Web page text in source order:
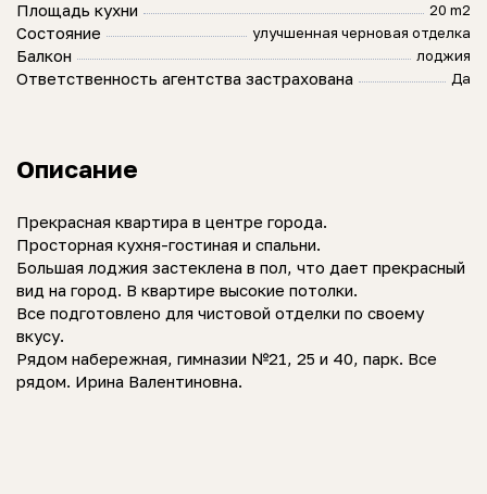
Площадь кухни 20 m2
Состояние улучшенная черновая отделка
Балкон лоджия
Ответственность агентства застрахована Да
Описание
Прекрасная квартира в центре города.
Просторная кухня-гостиная и спальни.
Большая лоджия застеклена в пол, что дает прекрасный
вид на город. В квартире высокие потолки.
Все подготовлено для чистовой отделки по своему
вкусу.
Рядом набережная, гимназии №21, 25 и 40, парк. Все
рядом. Ирина Валентиновна.